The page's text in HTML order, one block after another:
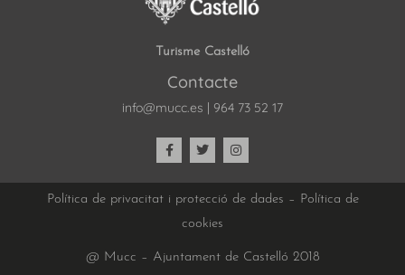
Turisme Castelló
Contacte
info@mucc.es | 964 73 52 17
Política de privacitat i protecció de dades – Política de
cookies
@ Mucc – Ajuntament de Castelló 2018